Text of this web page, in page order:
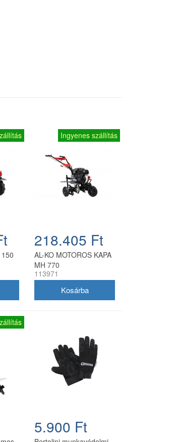
Ingyenes szállítás
218.405 Ft
AL-KO MOTOROS KAPA
MH 770
113971
5.900 Ft